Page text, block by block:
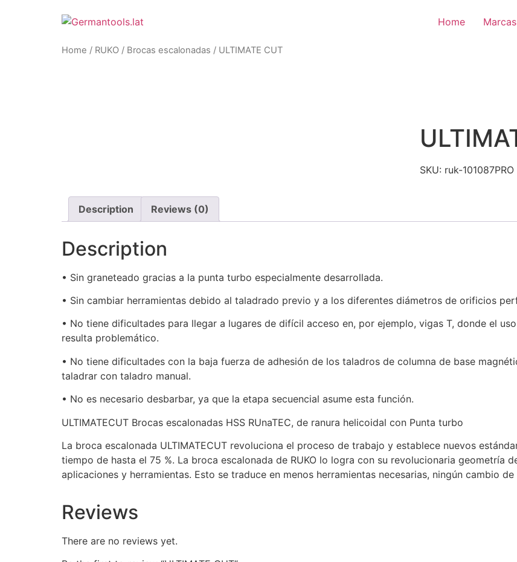
Home Marcas
Home / RUKO / Brocas escalonadas / ULTIMATE CUT
SKU: ruk-101087PRO
Description Reviews (0)
Description
• Sin graneteado gracias a la punta turbo especialmente desarrollada.
• Sin cambiar herramientas debido al taladrado previo y a los diferentes diámetros de orificios
• No tiene dificultades para llegar a lugares de difícil acceso en, por ejemplo, vigas T, donde el
resulta problemático.
• No tiene dificultades con la baja fuerza de adhesión de los taladros de columna de base
taladrar con taladro manual.
• No es necesario desbarbar, ya que la etapa secuencial asume esta función.
ULTIMATECUT Brocas escalonadas HSS RUnaTEC, de ranura helicoidal con Punta turbo
La broca escalonada ULTIMATECUT revoluciona el proceso de trabajo y establece nuevos
tiempo de hasta el 75 %. La broca escalonada de RUKO lo logra con su revolucionaria geometría
aplicaciones y herramientas. Esto se traduce en menos herramientas necesarias, ningún cambio
Reviews
There are no reviews yet.